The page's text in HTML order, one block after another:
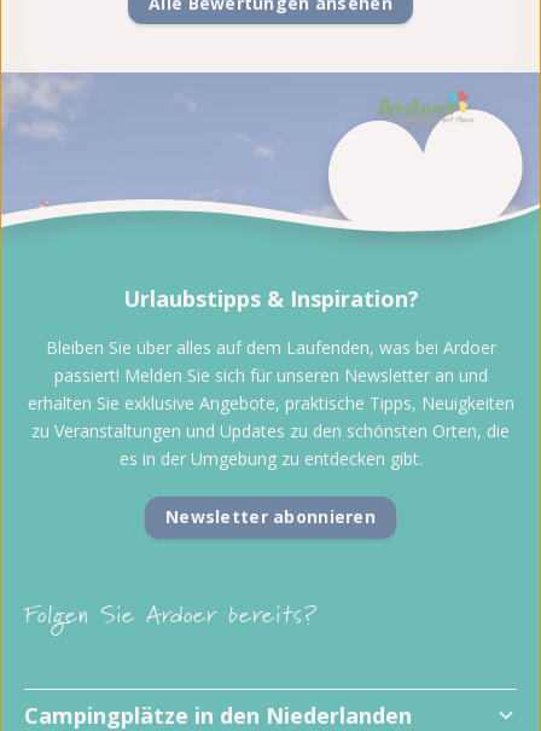
Folgen Sie Ardoer bereits?
Campingplätze in den Niederlanden
Urlaubstipps & Inspiration?
Bleiben Sie über alles auf dem Laufenden, was bei Ardoer
passiert! Melden Sie sich für unseren Newsletter an und
erhalten Sie exklusive Angebote, praktische Tipps, Neuigkeiten
zu Veranstaltungen und Updates zu den schönsten Orten, die
es in der Umgebung zu entdecken gibt.
Newsletter abonnieren